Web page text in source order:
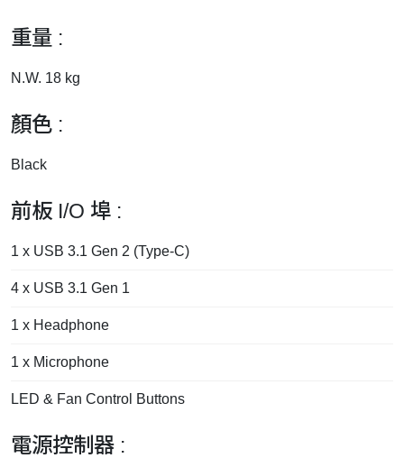
重量 :
N.W. 18 kg
顏色 :
Black
前板 I/O 埠 :
1 x USB 3.1 Gen 2 (Type-C)
4 x USB 3.1 Gen 1
1 x Headphone
1 x Microphone
LED & Fan Control Buttons
電源控制器 :